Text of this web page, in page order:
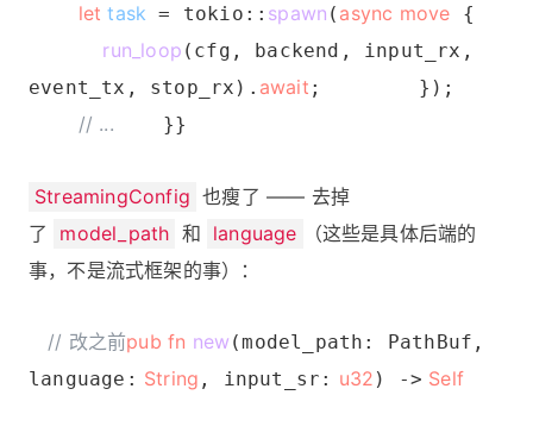
let task = tokio:: spawn ( async move {
run_loop (cfg, backend, input_rx,
event_tx, stop_rx). await ; });
// ... }}
StreamingConfig 也瘦了 —— 去掉
了
model_path 和 language
（这些是具体后端的
事，不是流式框架的事）：
// 改之前pub fn new (model_path: PathBuf,
language: String , input_sr: u32 ) -> Self